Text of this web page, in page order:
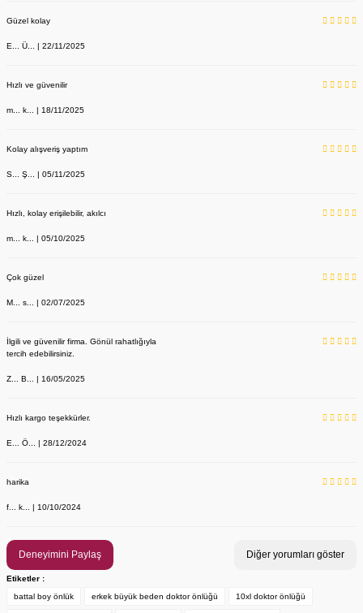
Güzel kolay
E... Ü... | 22/11/2025
Hızlı ve güvenilir
m... k... | 18/11/2025
Kolay alışveriş yaptım
S... Ş... | 05/11/2025
Hızlı, kolay erişilebilir, akılcı
m... k... | 05/10/2025
Çok güzel
M... s... | 02/07/2025
İlgili ve güvenilir firma. Gönül rahatlığıyla
tercih edebilirsiniz.
Z... B... | 16/05/2025
Hızlı kargo teşekkürler.
E... Ö... | 28/12/2024
harika
f... k... | 10/10/2024
Deneyimini Paylaş Diğer yorumları göster
Etiketler :
battal boy önlük
erkek büyük beden doktor önlüğü 10xl doktor önlüğü